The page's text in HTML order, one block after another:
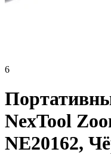
6
NexTool
NE20162,